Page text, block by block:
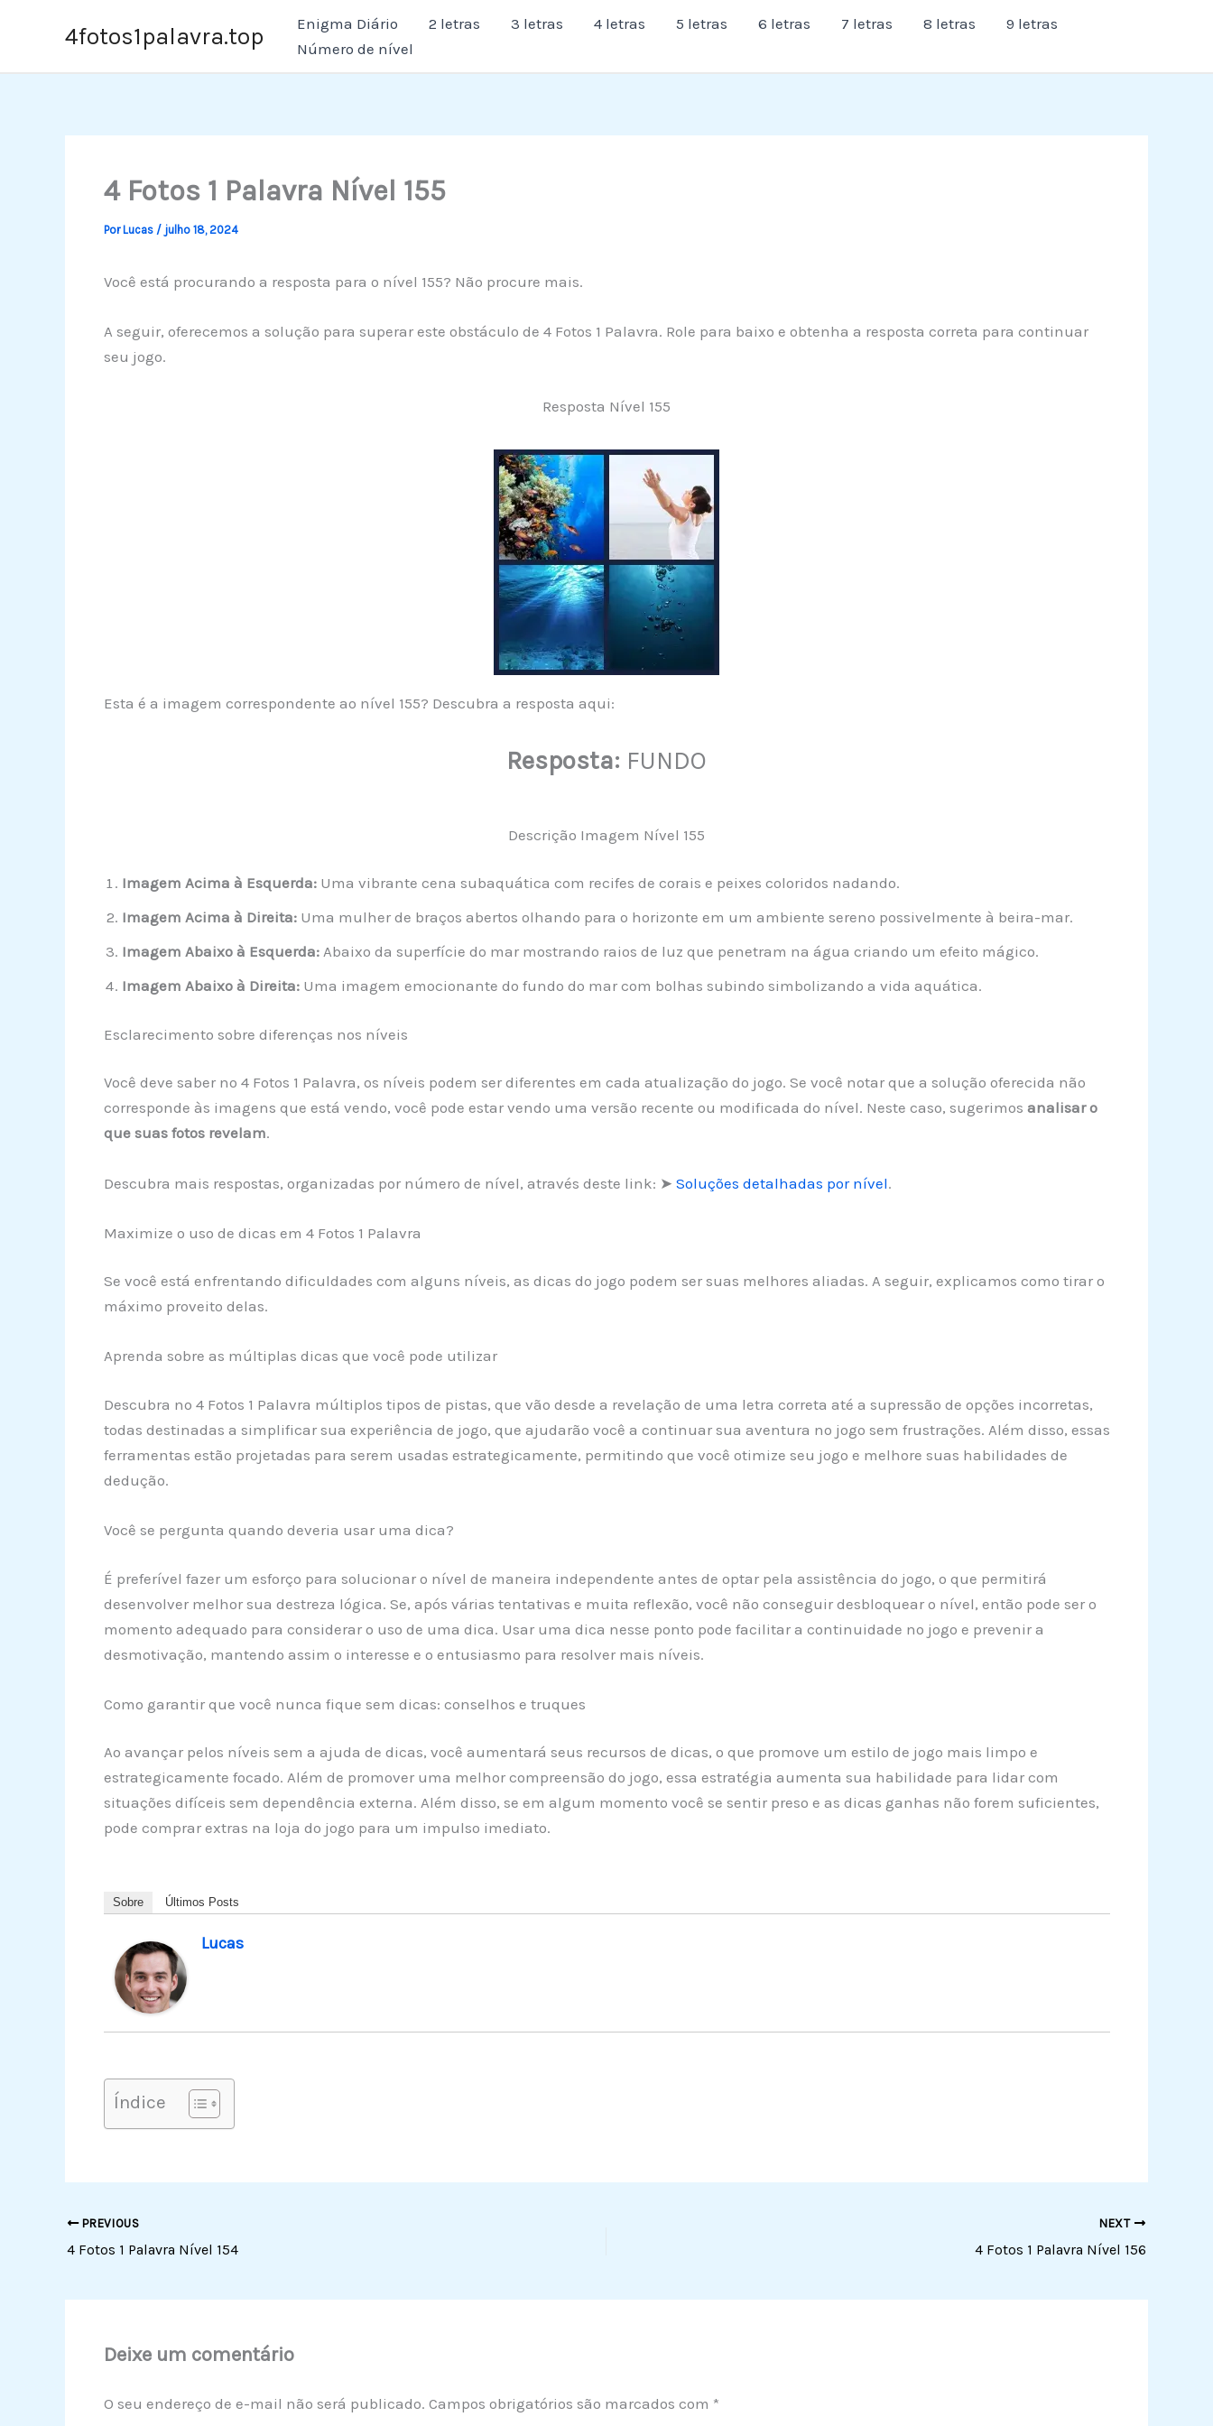
4fotos1palavra.top Enigma Diário 2 letras 3 letras 4 letras 5 letras 6 letras 7 letras 8 letras
9 letras
Número de nível
4 Fotos 1 Palavra Nível 155
PorLucas / julho 18, 2024
Você está procurando a resposta para o nível 155? Não procure mais.
A seguir, oferecemos a solução para superar este obstáculo de 4 Fotos 1 Palavra. Role para baixo e obtenha a resposta correta para continuar
seu jogo.
Resposta Nível 155
Esta é a imagem correspondente ao nível 155? Descubra a resposta aqui:
Resposta: FUNDO
Descrição Imagem Nível 155
Imagem Acima à Esquerda:Uma vibrante cena subaquática com recifes de corais e peixes coloridos nadando.
Imagem Acima à Direita:Uma mulher de braços abertos olhando para o horizonte em um ambiente sereno possivelmente à beira-mar.
Imagem Abaixo à Esquerda:Abaixo da superfície do mar mostrando raios de luz que penetram na água criando um efeito mágico.
Imagem Abaixo à Direita:Uma imagem emocionante do fundo do mar com bolhas subindo simbolizando a vida aquática.
Esclarecimento sobre diferenças nos níveis
Você deve saber no 4 Fotos 1 Palavra, os níveis podem ser diferentes em cada atualização do jogo. Se você notar que a solução oferecida não
corresponde às imagens que está vendo, você pode estar vendo uma versão recente ou modificada do nível. Neste caso, sugerimos analisar o
que suas fotos revelam.
Descubra mais respostas, organizadas por número de nível, através deste link: ➤ Soluções detalhadas por nível.
Maximize o uso de dicas em 4 Fotos 1 Palavra
Se você está enfrentando dificuldades com alguns níveis, as dicas do jogo podem ser suas melhores aliadas. A seguir, explicamos como tirar o
máximo proveito delas.
Aprenda sobre as múltiplas dicas que você pode utilizar
Descubra no 4 Fotos 1 Palavra múltiplos tipos de pistas, que vão desde a revelação de uma letra correta até a supressão de opções incorretas,
todas destinadas a simplificar sua experiência de jogo, que ajudarão você a continuar sua aventura no jogo sem frustrações. Além disso, essas
ferramentas estão projetadas para serem usadas estrategicamente, permitindo que você otimize seu jogo e melhore suas habilidades de
dedução.
Você se pergunta quando deveria usar uma dica?
É preferível fazer um esforço para solucionar o nível de maneira independente antes de optar pela assistência do jogo, o que permitirá
desenvolver melhor sua destreza lógica. Se, após várias tentativas e muita reflexão, você não conseguir desbloquear o nível, então pode ser o
momento adequado para considerar o uso de uma dica. Usar uma dica nesse ponto pode facilitar a continuidade no jogo e prevenir a
desmotivação, mantendo assim o interesse e o entusiasmo para resolver mais níveis.
Como garantir que você nunca fique sem dicas: conselhos e truques
Ao avançar pelos níveis sem a ajuda de dicas, você aumentará seus recursos de dicas, o que promove um estilo de jogo mais limpo e
estrategicamente focado. Além de promover uma melhor compreensão do jogo, essa estratégia aumenta sua habilidade para lidar com
situações difíceis sem dependência externa. Além disso, se em algum momento você se sentir preso e as dicas ganhas não forem suficientes,
pode comprar extras na loja do jogo para um impulso imediato.
Sobre Últimos Posts
Lucas
Índice
PREVIOUS
4 Fotos 1 Palavra Nível 154
NEXT
4 Fotos 1 Palavra Nível 156
Deixe um comentário
O seu endereço de e-mail não será publicado. Campos obrigatórios são marcados com *